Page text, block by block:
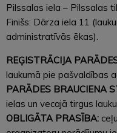
Pilssalas iela – Pilssalas
Finišs: Dārza iela 11
administratīvās ēkas).
REĢISTRĀCIJA
laukumā pie pašvaldības
PARĀDES BRAUCIENA
ielas un vecajā tirgus
OBLIGĀTA PRASĪBA: